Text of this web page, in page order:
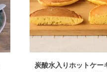
炭酸水入りホットケー